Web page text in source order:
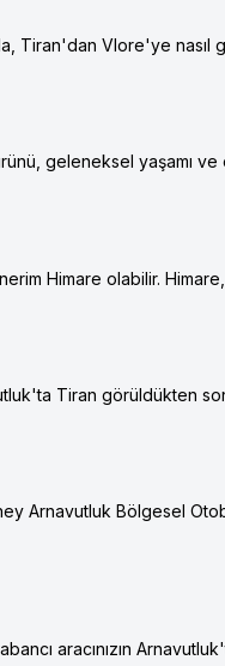
Tiran'dan Vlore'ye
geleneksel yaşamı ve
Himare olabilir.
Tiran görüldükten
Arnavutluk Bölgesel
aracınızın